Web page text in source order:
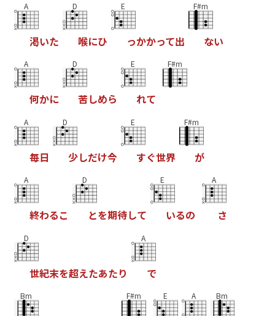
A
渇いた
D
喉にひ
E
っかかって出
F#m
ない
A
何かに
D
苦しめら
E
れて
F#m
A
毎日
D
少しだけ今
E
すぐ世界
F#m
が
A
終わるこ
D
とを期待して
E
いるの
A
さ
D
世紀末を超えたあたり
A
で
Bm F#m E A Bm